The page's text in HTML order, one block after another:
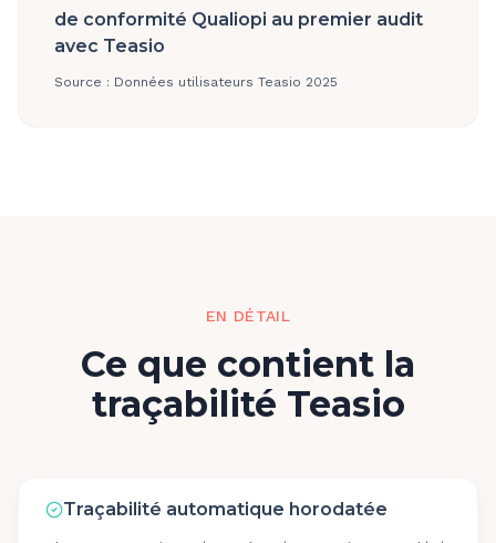
de conformité Qualiopi au premier audit
avec Teasio
Source : Données utilisateurs Teasio 2025
EN DÉTAIL
Ce que contient la
traçabilité Teasio
Traçabilité automatique horodatée